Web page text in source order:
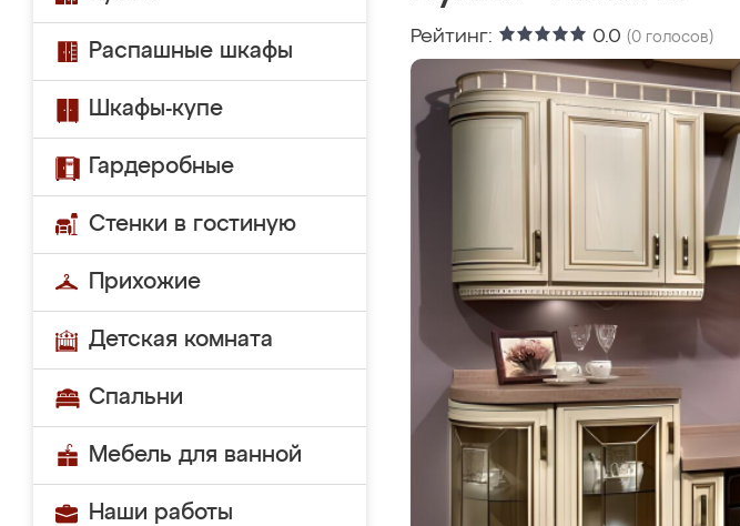
Распашные шкафы
Шкафы-купе
Гардеробные
Стенки в гостиную
Прихожие
Детская комната
Спальни
Мебель для ванной
Наши работы
Рейтинг: 0.0 (0 голосов)